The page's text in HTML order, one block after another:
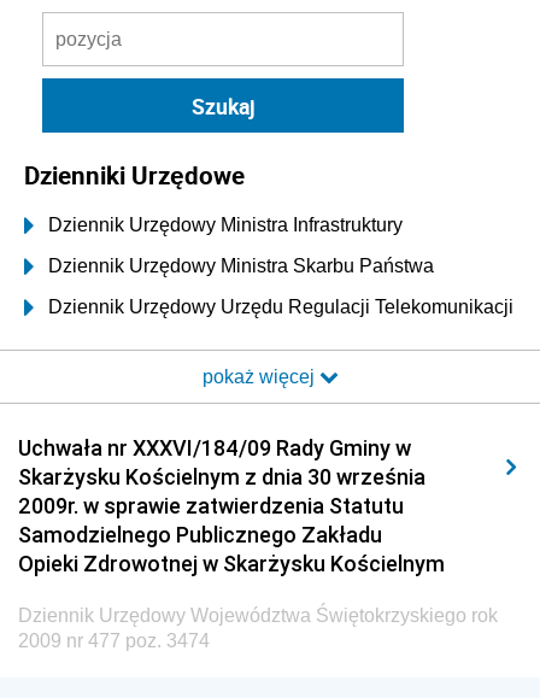
Dzienniki Urzędowe
Dziennik Urzędowy Ministra Infrastruktury
Dziennik Urzędowy Ministra Skarbu Państwa
Dziennik Urzędowy Urzędu Regulacji Telekomunikacji
Dziennik Urzędowy Ministra Transportu i Budownictwa
Elektronicznej
Dziennik Urzędowy Ministra Spraw Wewnętrznych i
Administracji
Dziennik Urzędowy Ministra Transportu
Dziennik Urzędowy Ministra Budownictwa
Dziennik Urzędowy Ministra Nauki i Szkolnictwa
pokaż więcej
Uchwała nr XXXVI/184/09 Rady Gminy w
Skarżysku Kościelnym z dnia 30 września
2009r. w sprawie zatwierdzenia Statutu
Samodzielnego Publicznego Zakładu
Opieki Zdrowotnej w Skarżysku Kościelnym
Dziennik Urzędowy Województwa Świętokrzyskiego rok
2009 nr 477 poz. 3474